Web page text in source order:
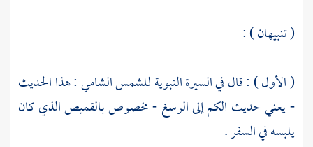
( تنبيهان ) :
( الأول ) : قال في السيرة النبويةللشمس الشامي: هذا الحديث
- يعني حديث الكم إلى الرسغ - مخصوص بالقميص الذي كان
يلبسه في السفر .